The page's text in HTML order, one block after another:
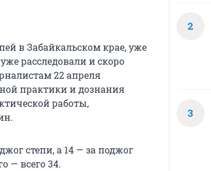
в Забайкальском крае, уже
расследовали и скоро
22 апреля
практики и дознания
работы,
степи, а 14 — за поджог
— всего 34.
2
3